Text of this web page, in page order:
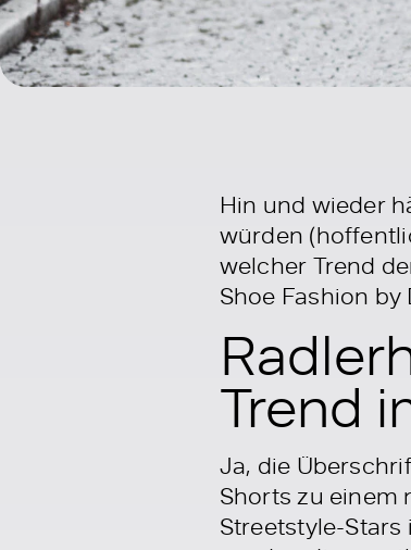
Hin und wieder
würden
welcher Trend
Shoe Fashion by
Trend
Ja, die
Shorts zu einem
Streetstyle-